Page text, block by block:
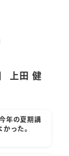
上田 健
年の夏期講
った。